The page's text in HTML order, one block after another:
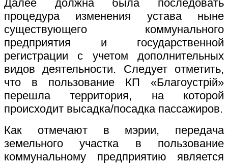
Далее должна была последовать
процедура изменения устава ныне
существующего коммунального
предприятия и государственной
регистрации с учетом дополнительных
видов деятельности. Следует отметить,
что в пользование КП «Благоустрій»
перешла территория, на которой
происходит высадка/посадка пассажиров.
Как отмечают в мэрии, передача
земельного участка в пользование
коммунальному предприятию является